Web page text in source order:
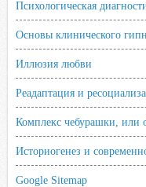
Психологическая
Основы клинического
Иллюзия любви
Реадаптация и
Комплекс чебурашки, или
Историогенез и
Google Sitemap